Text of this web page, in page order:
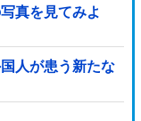
真を見てみよ
人が患う新たな